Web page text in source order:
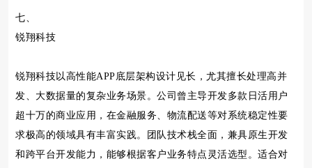
七、
锐翔科技
锐翔科技以高性能APP底层架构设计见长，尤其擅长处理高并
发、大数据量的复杂业务场景。公司曾主导开发多款日活用户
超十万的商业应用，在金融服务、物流配送等对系统稳定性要
求极高的领域具有丰富实践。团队技术栈全面，兼具原生开发
和跨平台开发能力，能够根据客户业务特点灵活选型。适合对